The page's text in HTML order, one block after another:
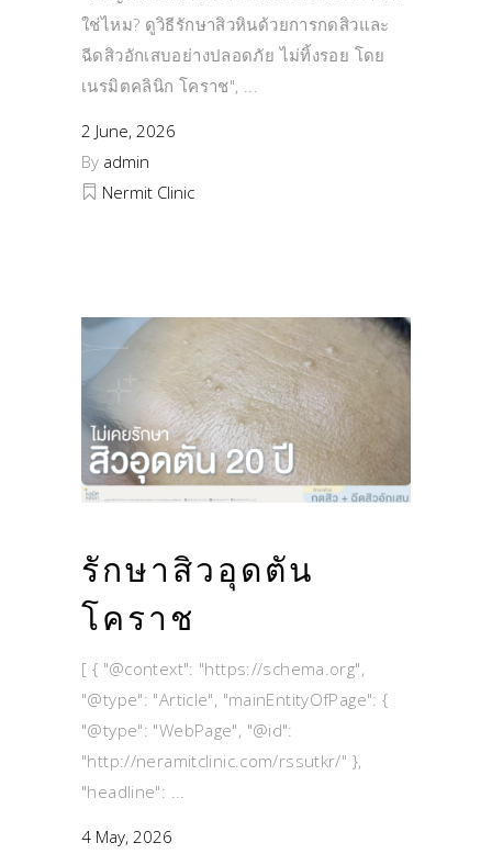
ใช่ไหม? ดูวิธีรักษาสิวหินด้วยการกดสิวและ
ฉีดสิวอักเสบอย่างปลอดภัย ไม่ทิ้งรอย โดย
เนรมิตคลินิก โคราช",
2 June, 2026
By admin
Nermit Clinic
รักษาสิวอุดตัน
โคราช
[ { "@context": "https://schema.org",
"@type": "Article", "mainEntityOfPage": {
"@type": "WebPage", "@id":
"http://neramitclinic.com/rssutkr/" },
"headline":
4 May, 2026